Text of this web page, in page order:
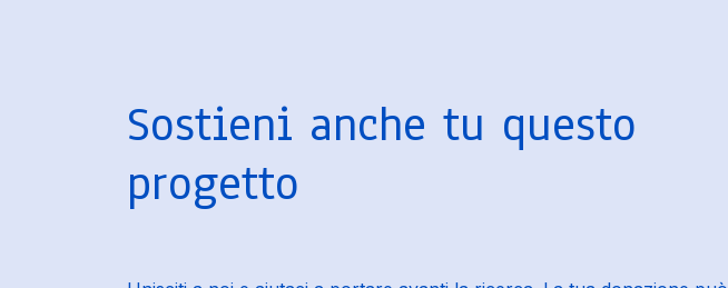
Sostieni anche tu questo
progetto